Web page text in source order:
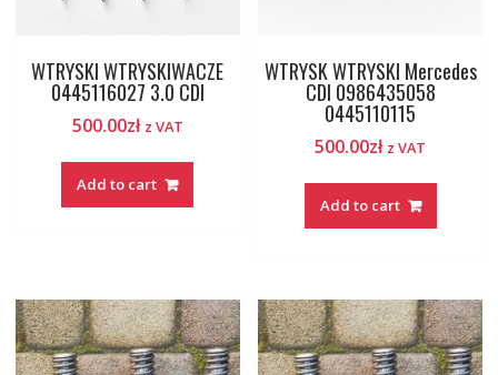
WTRYSKI WTRYSKIWACZE
0445116027 3.0 CDI
500.00zł z VAT
Add to cart
WTRYSK WTRYSKI Mercedes
CDI 0986435058
0445110115
500.00zł z VAT
Add to cart